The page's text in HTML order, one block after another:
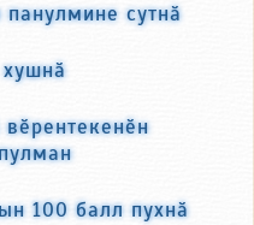
панулмине сутнӑ
100 балл пухнӑ